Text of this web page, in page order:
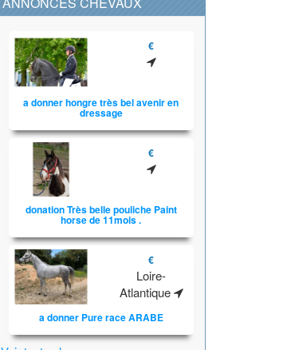
€
a donner hongre très bel avenir en
dressage
€
donation Très belle pouliche Paint
horse de 11mois .
€
Loire-
Atlantique
a donner Pure race ARABE